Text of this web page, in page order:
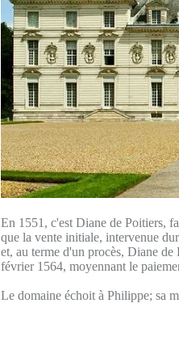
En 1551, c'est Diane de Poitiers,
que la vente initiale, intervenue
et, au terme d'un procès, Diane
février 1564, moyennant le
Le domaine échoit à Philippe; sa